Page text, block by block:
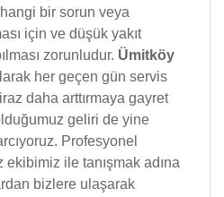
bir sorun veya
için ve düşük yakıt
zorunludur. Ümitköy
her geçen gün servis
daha arttırmaya gayret
geliri de yine
Profesyonel
ekibimiz ile tanışmak adına
bizlere ulaşarak